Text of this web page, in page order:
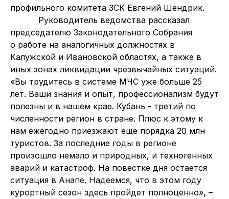
профильного комитета ЗСК Евгений Шендрик.
Руководитель ведомства рассказал
председателю Законодательного Собрания
о работе на аналогичных должностях в
Калужской и Ивановской областях, а также в
иных зонах ликвидации чрезвычайных ситуаций.
«Вы трудитесь в системе МЧС уже больше 25
лет. Ваши знания и опыт, профессионализм будут
полезны и в нашем крае. Кубань - третий по
численности регион в стране. Плюс к этому к
нам ежегодно приезжают еще порядка 20 млн
туристов. За последние годы в регионе
произошло немало и природных, и техногенных
аварий и катастроф. На повестке дня остается
ситуация в Анапе. Надеемся, что в этом году
курортный сезон здесь пройдет полноценно», –